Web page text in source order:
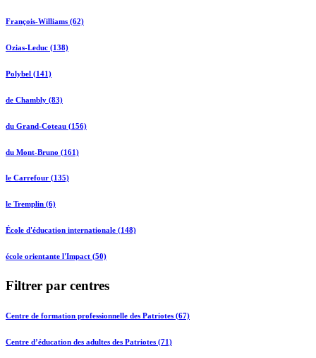
François-Williams (62)
Ozias-Leduc (138)
Polybel (141)
de Chambly (83)
du Grand-Coteau (156)
du Mont-Bruno (161)
le Carrefour (135)
le Tremplin (6)
École d'éducation internationale (148)
école orientante l'Impact (50)
Filtrer par centres
Centre de formation professionnelle des Patriotes (67)
Centre d’éducation des adultes des Patriotes (71)